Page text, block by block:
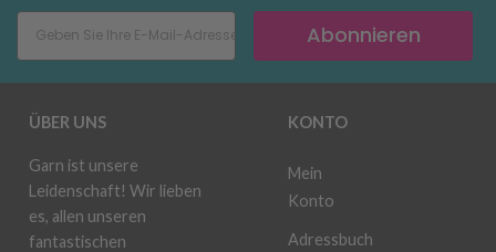
Abonnieren
ÜBER UNS
Garn ist unsere
Leidenschaft! Wir lieben
es, allen unseren
fantastischen
KONTO
Mein
Konto
Adressbuch